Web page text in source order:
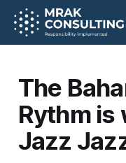
The
Rythm is
Jazz